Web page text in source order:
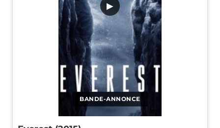
BANDE-ANNONCE
▶